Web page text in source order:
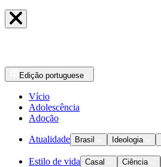
Edição portuguese
Vício
Adolescência
Adoção
Atualidade Brasil Ideologia
Estilo de vida Casal Ciência